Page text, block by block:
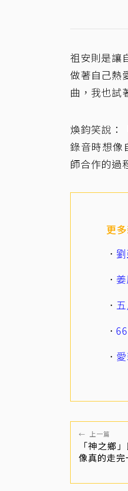
祖安則是讓
做著自己熱
曲，我也試
煥鈞笑說：
錄音時想像
師合作的過
更
← 上一篇
「神之鄉
像真的走完